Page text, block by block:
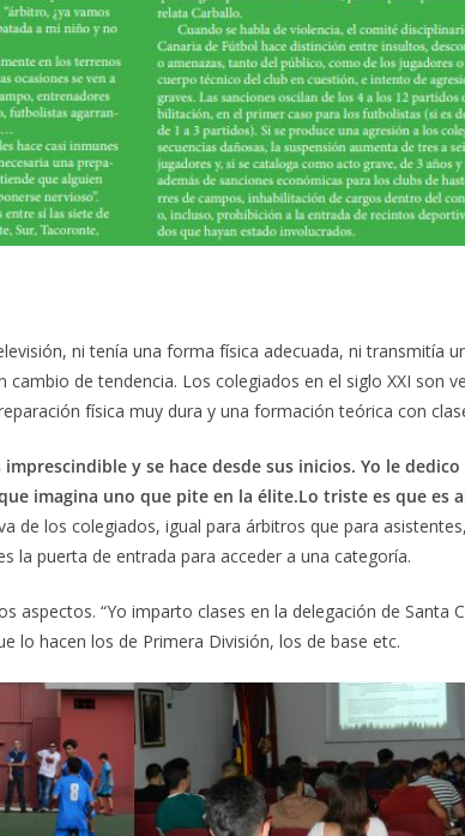
ni tenía una forma física adecuada, ni transmitía
de tendencia. Los colegiados en el siglo XXI son
física muy dura y una formación teórica con
y se hace desde sus inicios. Yo le dedico
imagina uno que pite en la élite.Lo triste es que es
de los colegiados, igual para árbitros que para
la puerta de entrada para acceder a una categoría.
aspectos. “Yo imparto clases en la delegación de Santa
lo hacen los de Primera División, los de base etc.